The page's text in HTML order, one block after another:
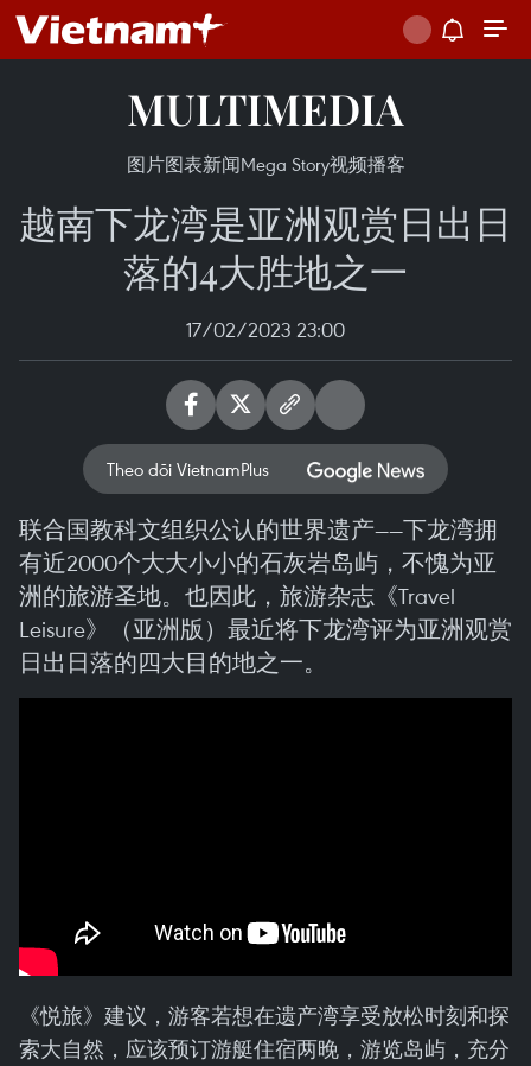
MULTIMEDIA
图片图表新闻Mega Story视频播客
越南下龙湾是亚洲观赏日出日
落的4大胜地之一
17/02/2023 23:00
Theo dõi VietnamPlus
联合国教科文组织公认的世界遗产——下龙湾拥
有近2000个大大小小的石灰岩岛屿，不愧为亚
洲的旅游圣地。也因此，旅游杂志《Travel
Leisure》（亚洲版）最近将下龙湾评为亚洲观赏
日出日落的四大目的地之一。
《悦旅》建议，游客若想在遗产湾享受放松时刻和探
索大自然，应该预订游艇住宿两晚，游览岛屿，充分